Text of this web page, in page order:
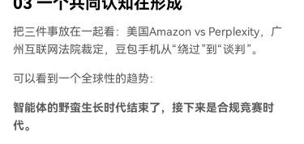
把三件事放在一起看：美国Amazon vs Perplexity，广
州互联网法院裁定，豆包手机从“绕过”到“谈判”。
可以看到一个全球性的趋势：
智能体的野蛮生长时代结束了，接下来是合规竞赛时
代。